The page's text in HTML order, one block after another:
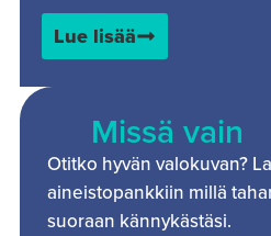
Lue lisää
Missä vain
Otitko hyvän valokuvan?
aineistopankkiin millä
suoraan kännykästäsi.